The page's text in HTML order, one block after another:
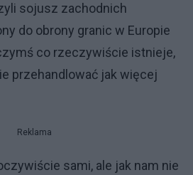
sojusz zachodnich
do obrony granic w Europie
co rzeczywiście istnieje,
przehandlować jak więcej
Reklama
sami, ale jak nam nie